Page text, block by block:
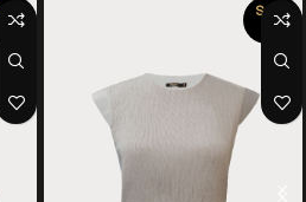
SOLD
OUT
OUT